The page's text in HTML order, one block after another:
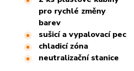
pro rychlé změny
barev
sušicí a vypalovací pec
chladicí zóna
neutralizační stanice